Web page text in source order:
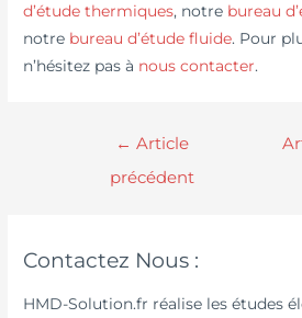
d’étude thermiques, notre bureau
notre bureau d’étude fluide. Pour
n’hésitez pas à nous contacter.
← Article
précédent
Contactez Nous :
HMD-Solution.fr réalise les études